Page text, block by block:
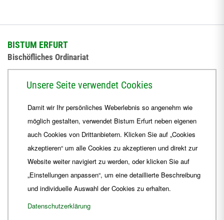
BISTUM ERFURT
Bischöfliches Ordinariat
+49 361 6572-444
ordinariat Bistum-Erfurt.de
Unsere Seite verwendet Cookies
Damit wir Ihr persönliches Weberlebnis so angenehm wie
möglich gestalten, verwendet Bistum Erfurt neben eigenen
auch Cookies von Drittanbietern. Klicken Sie auf „Cookies
akzeptieren“ um alle Cookies zu akzeptieren und direkt zur
Website weiter navigiert zu werden, oder klicken Sie auf
„Einstellungen anpassen“, um eine detaillierte Beschreibung
und individuelle Auswahl der Cookies zu erhalten.
Datenschutzerklärung